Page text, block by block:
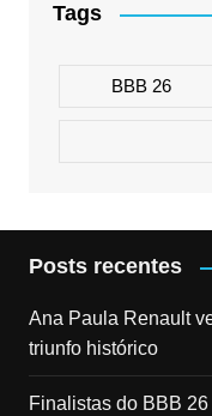
Tags
BBB 26
Posts recentes
Ana Paula Renault
triunfo histórico
Finalistas do BBB